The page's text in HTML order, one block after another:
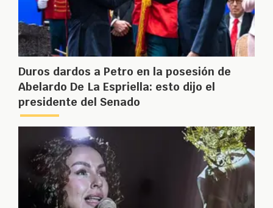
Duros dardos a Petro en la posesión de
Abelardo De La Espriella: esto dijo el
presidente del Senado